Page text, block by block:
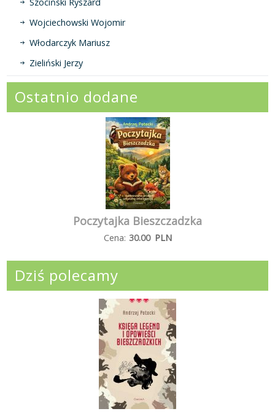
Wojciechowski Wojomir
Włodarczyk Mariusz
Zieliński Jerzy
Ostatnio dodane
Poczytajka Bieszczadzka
Cena: 30.00 PLN
Dziś polecamy